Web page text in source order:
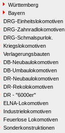
Württemberg
Bayern
DRG-Einheitslokomotiven
DRG-Zahnradlokomotiven
DRG-Schmalspurlok.
Kriegslokomotiven
Verlagerungsbauten
DB-Neubaulokomotiven
DB-Umbaulokomotiven
DR-Neubaulokomotiven
DR-Rekolokomotiven
DR - "6000er"
ELNA-Lokomotiven
Industrielokomotiven
Feuerlose Lokomotiven
Sonderkonstruktionen